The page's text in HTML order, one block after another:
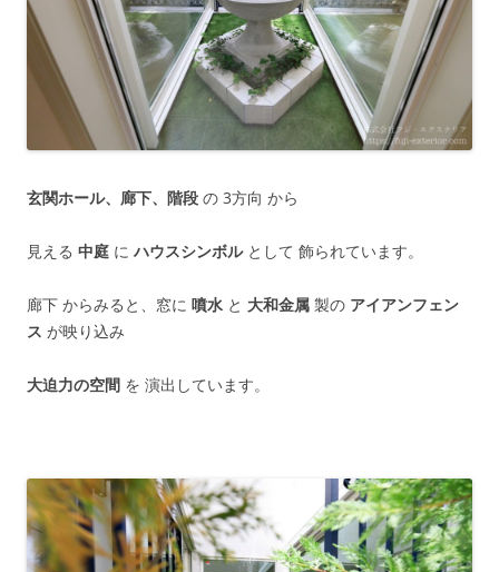
玄関ホール、廊下、階段 の 3方向 から
見える 中庭 に ハウスシンボルとして 飾られています。
廊下 からみると、窓に 噴水 と 大和金属 製の アイアンフェン
ス が映り込み
大迫力の空間 を 演出しています。